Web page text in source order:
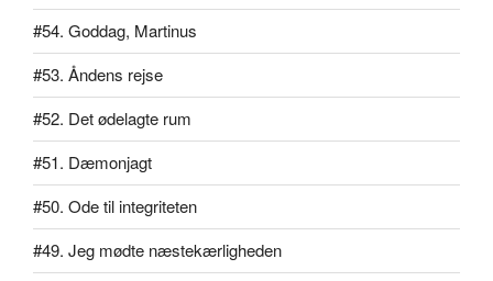
#54. Goddag, Martinus
#53. Åndens rejse
#52. Det ødelagte rum
#51. Dæmonjagt
#50. Ode til integriteten
#49. Jeg mødte næstekærligheden